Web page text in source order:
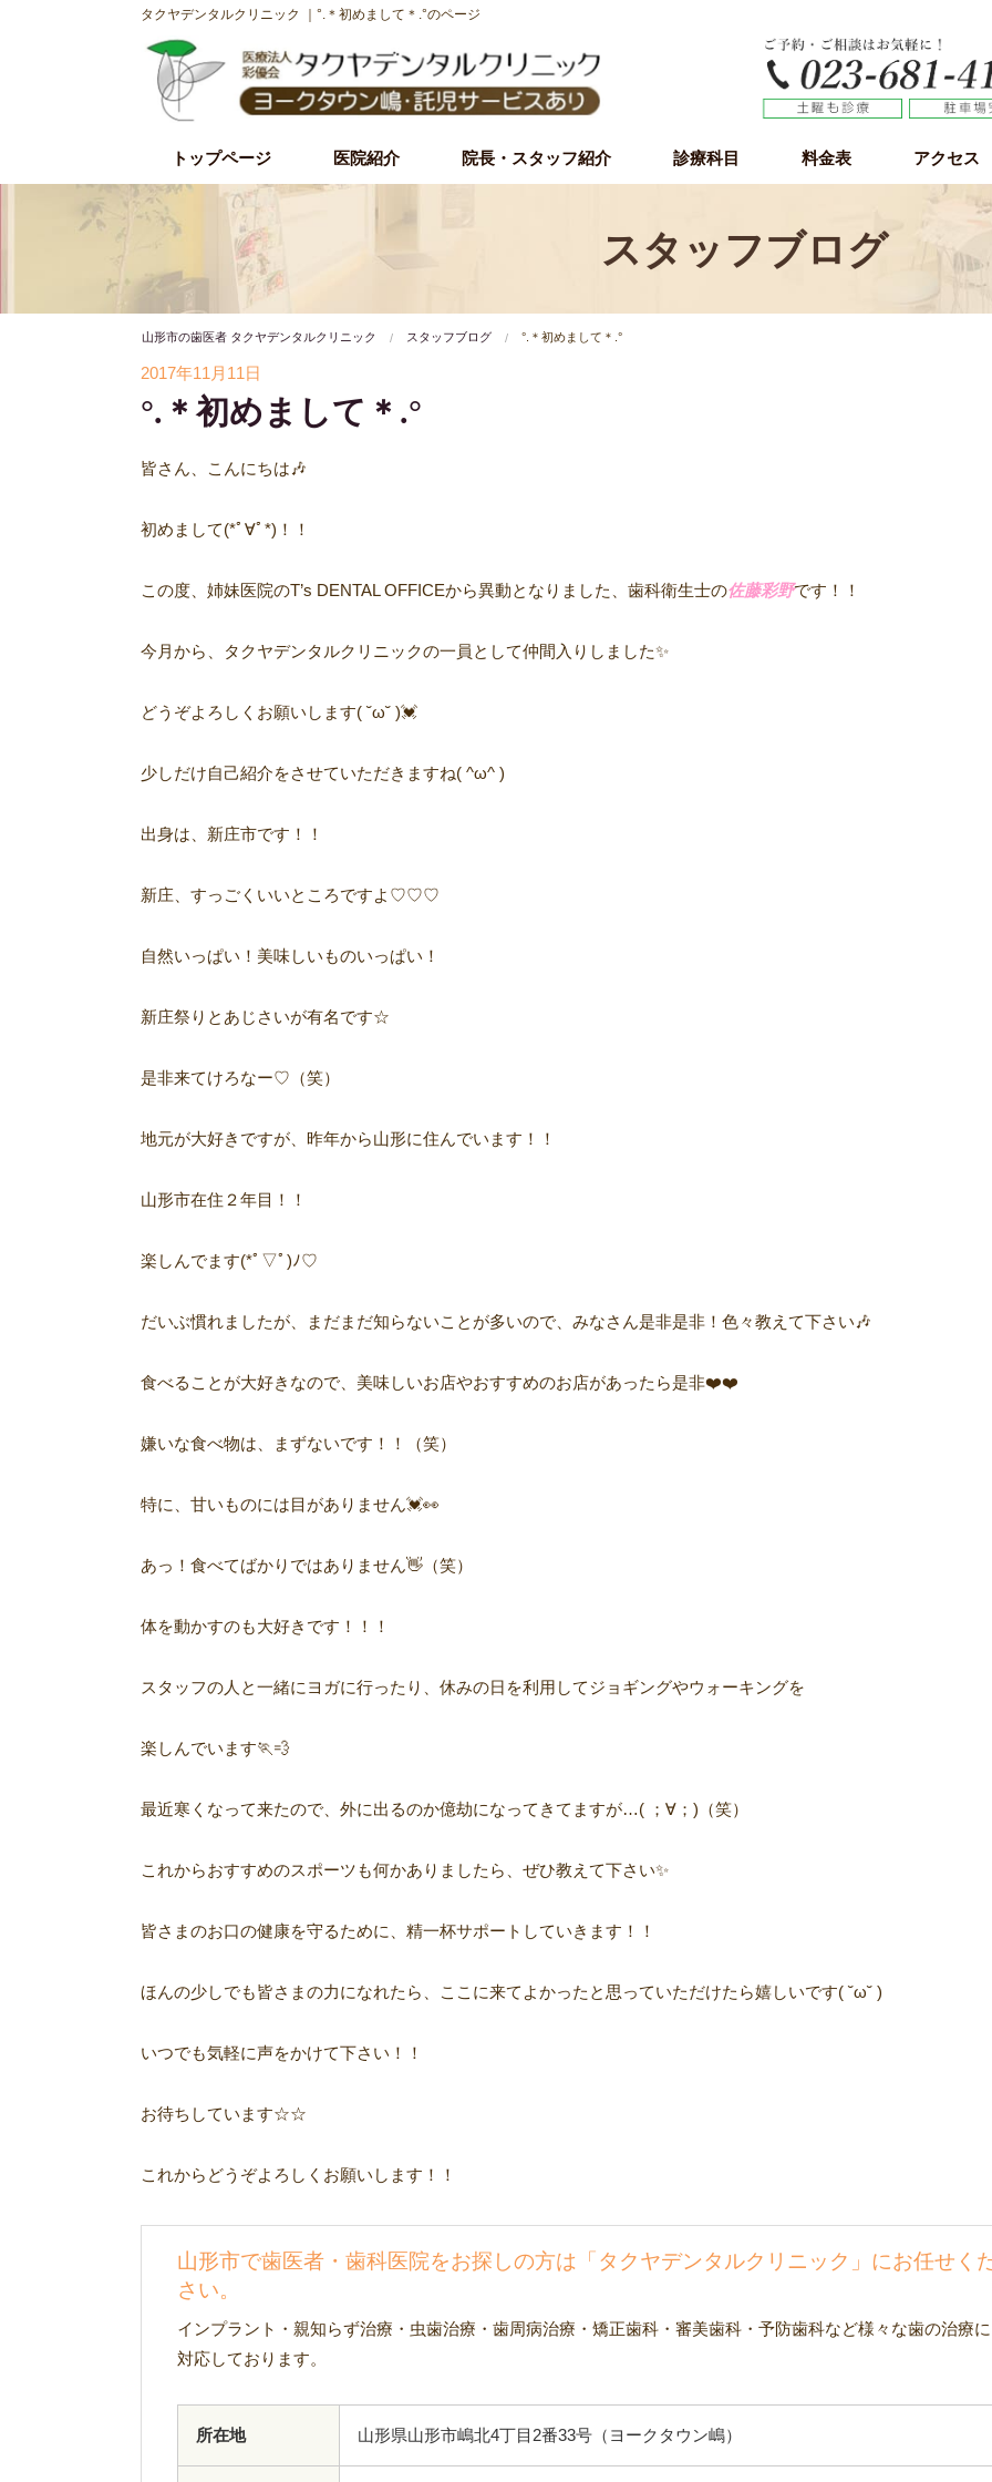
タクヤデンタルクリニック ｜°.＊初めまして＊.°のページ
トップページ 医院紹介
初診時の流れ
理事長紹介
院内・設備紹介
治療理念・方針
院長・スタッフ紹介 診療科目 料金表 アクセス
スタッフブログ
山形市の歯医者 タクヤデンタルクリニック スタッフブログ °.＊初めまして＊.°
2017年11月11日
°.＊初めまして＊.°
皆さん、こんにちは🎶
初めまして(*ﾟ∀ﾟ*)！！
この度、姉妹医院のT’s DENTAL OFFICEから異動となりました、歯科衛生士の佐藤彩野です！！
今月から、タクヤデンタルクリニックの一員として仲間入りしました✨
どうぞよろしくお願いします( ˘ω˘ )💓
少しだけ自己紹介をさせていただきますね( ^ω^ )
出身は、新庄市です！！
新庄、すっごくいいところですよ♡♡♡
自然いっぱい！美味しいものいっぱい！
新庄祭りとあじさいが有名です☆
是非来てけろなー♡（笑）
地元が大好きですが、昨年から山形に住んでいます！！
山形市在住２年目！！
楽しんでます(*ﾟ▽ﾟ)ﾉ♡
だいぶ慣れましたが、まだまだ知らないことが多いので、みなさん是非是非！色々教えて下さい🎶
食べることが大好きなので、美味しいお店やおすすめのお店があったら是非❤️❤️
嫌いな食べ物は、まずないです！！（笑）
特に、甘いものには目がありません💓👀
あっ！食べてばかりではありません👋（笑）
体を動かすのも大好きです！！！
スタッフの人と一緒にヨガに行ったり、休みの日を利用してジョギングやウォーキングを
楽しんでいます🏃💨
最近寒くなって来たので、外に出るのか億劫になってきてますが…( ；∀；)（笑）
これからおすすめのスポーツも何かありましたら、ぜひ教えて下さい✨
皆さまのお口の健康を守るために、精一杯サポートしていきます！！
ほんの少しでも皆さまの力になれたら、ここに来てよかったと思っていただけたら嬉しいです( ˘ω˘ )
いつでも気軽に声をかけて下さい！！
お待ちしています☆☆
これからどうぞよろしくお願いします！！
山形市で歯医者・歯科医院をお探しの方は「タクヤデンタルクリニック」にお任せく
さい。
インプラント・親知らず治療・虫歯治療・歯周病治療・矯正歯科・審美歯科・予防歯科など様々な歯の治療に
対応しております。
所在地 山形県山形市嶋北4丁目2番33号（ヨークタウン嶋）